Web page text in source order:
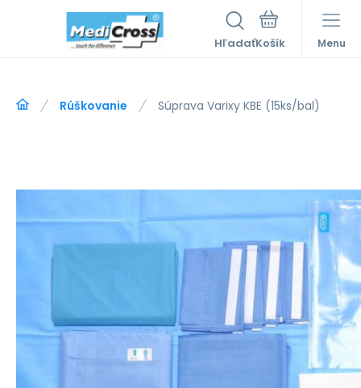
Hľadať Menu
Rúškovanie Súprava Varixy KBE (15ks/bal)